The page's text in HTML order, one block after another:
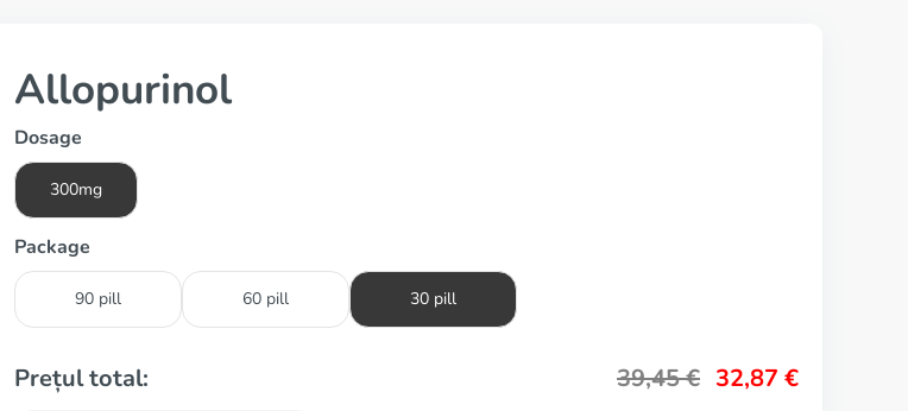
Allopurinol
Dosage
300mg
Package
90 pill 60 pill 30 pill
Prețul total: 39,45€ 32,87 €